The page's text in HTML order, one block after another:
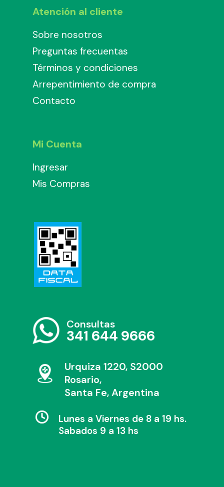
Atención al cliente
Sobre nosotros
Preguntas frecuentas
Términos y condiciones
Arrepentimiento de compra
Contacto
Mi Cuenta
Ingresar
Mis Compras
Consultas
341 644 9666
Urquiza 1220, S2000
Rosario,
Santa Fe, Argentina
Lunes a Viernes de 8 a 19 hs.
Sabados 9 a 13 hs